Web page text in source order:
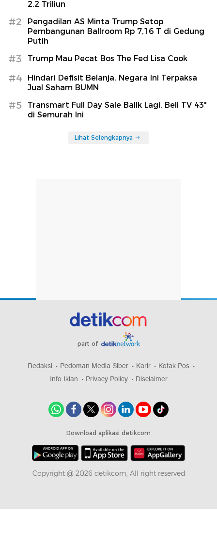
2,2 Triliun
#2
Pengadilan AS Minta Trump Setop
Pembangunan Ballroom Rp 7,16 T di Gedung
Putih
#3 Trump Mau Pecat Bos The Fed Lisa Cook
#4
Hindari Defisit Belanja, Negara Ini Terpaksa
Jual Saham BUMN
#5
Transmart Full Day Sale Balik Lagi, Beli TV 43"
di Semurah Ini
Lihat Selengkapnya
part of
Redaksi Pedoman Media Siber Karir
Kotak Pos
Info Iklan
Privacy Policy Disclaimer
Download aplikasi detikcom
Copyright @ 2026 detikcom, All right reserved